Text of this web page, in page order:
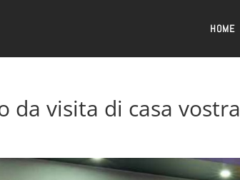
HOME
da visita di casa vostra